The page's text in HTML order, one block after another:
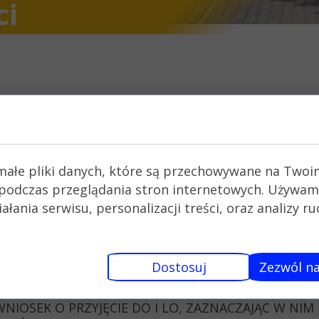
W BEŁCHATOWIE
KANDYDATÓW DO I LO W
O PRZYJĘCIE DO I LO, ZAZNACZAJĄC W
pliki danych, które są przechowywane na
przeglądania stron internetowych.
serwisu, personalizacji treści, oraz analizy
Dostosuj Zezwól